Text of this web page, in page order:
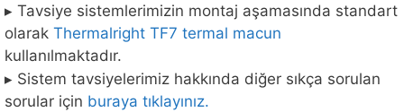
▸ Tavsiye sistemlerimizin montaj aşamasında standart
olarak Thermalright TF7 termal macun
kullanılmaktadır.
▸ Sistem tavsiyelerimiz hakkında diğer sıkça sorulan
sorular için buraya tıklayınız.